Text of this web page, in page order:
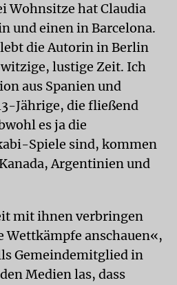
Wohnsitze hat Claudia
und einen in Barcelona.
die Autorin in Berlin
lustige Zeit. Ich
aus Spanien und
Jährige, die fließend
es ja die
Spiele sind, kommen
Argentinien und
mit ihnen verbringen
Wettkämpfe anschauen«,
Gemeindemitglied in
Medien las, dass